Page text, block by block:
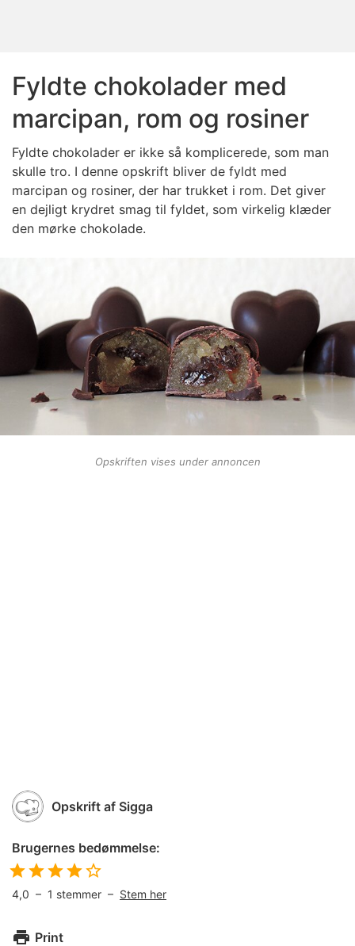
Fyldte chokolader med
marcipan, rom og rosiner
Fyldte chokolader er ikke så komplicerede, som man
skulle tro. I denne opskrift bliver de fyldt med
marcipan og rosiner, der har trukket i rom. Det giver
en dejligt krydret smag til fyldet, som virkelig klæder
den mørke chokolade.
Opskriften vises under annoncen
Opskrift af Sigga
Brugernes bedømmelse:
4,0 – 1 stemmer – Stem her
Print